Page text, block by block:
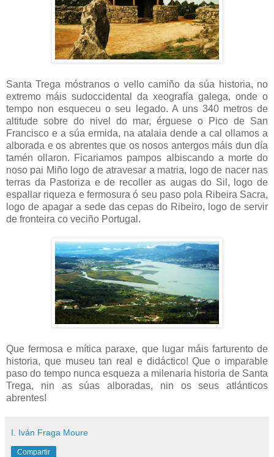
Santa Trega móstranos o vello camiño da súa historia, no
extremo máis sudoccidental da xeografía galega, onde o
tempo non esqueceu o seu legado. A uns 340 metros de
altitude sobre do nivel do mar, érguese o Pico de San
Francisco e a súa ermida, na atalaia dende a cal ollamos a
alborada e os abrentes que os nosos antergos máis dun día
tamén ollaron. Ficariamos pampos albiscando a morte do
noso pai Miño logo de atravesar a matria, logo de nacer nas
terras da Pastoriza e de recoller as augas do Sil, logo de
espallar riqueza e fermosura ó seu paso pola Ribeira Sacra,
logo de apagar a sede das cepas do Ribeiro, logo de servir
de fronteira co veciño Portugal.
Que fermosa e mítica paraxe, que lugar máis farturento de
historia, que museu tan real e didáctico! Que o imparable
paso do tempo nunca esqueza a milenaria historia de Santa
Trega, nin as súas alboradas, nin os seus atlánticos
abrentes!
I. Iván Fraga Moure
Compartir